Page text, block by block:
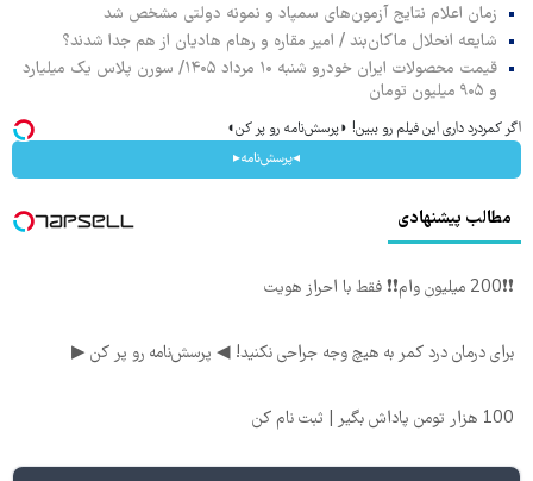
زمان اعلام نتایج آزمون‌های سمپاد و نمونه دولتی مشخص شد
شایعه انحلال ماکان‌بند / امیر مقاره و رهام هادیان از هم جدا شدند؟
قیمت محصولات ایران خودرو شنبه ۱۰ مرداد ۱۴۰۵/ سورن پلاس یک میلیارد
و ۹۰۵ میلیون تومان
اگر کمردرد داری این فیلم رو ببین! ◗پرسش‌نامه رو پر کن◖
◂پرسش‌نامه▸
مطالب پیشنهادی
❗❗200 میلیون وام❗❗ فقط با احراز هویت
برای درمان درد کمر به هیچ وجه جراحی نکنید! ◀ پرسش‌نامه رو پر کن ▶
100 هزار تومن پاداش بگیر | ثبت نام کن